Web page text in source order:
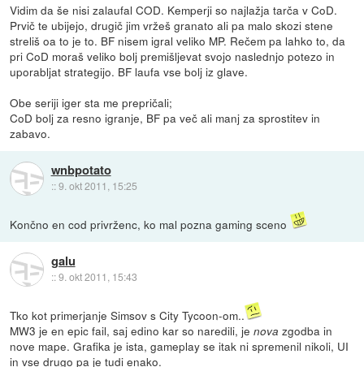
Vidim da še nisi zalaufal COD. Kemperji so najlažja tarča v CoD.
Prvič te ubijejo, drugič jim vržeš granato ali pa malo skozi stene
streliš oa to je to. BF nisem igral veliko MP. Rečem pa lahko to, da
pri CoD moraš veliko bolj premišljevat svojo naslednjo potezo in
uporabljat strategijo. BF laufa vse bolj iz glave.
Obe seriji iger sta me prepričali;
CoD bolj za resno igranje, BF pa več ali manj za sprostitev in
zabavo.
wnbpotato
::9. okt 2011, 15:25
Končno en cod privrženc, ko mal pozna gaming sceno
galu
::9. okt 2011, 15:43
Tko kot primerjanje Simsov s City Tycoon-om..
MW3 je en epic fail, saj edino kar so naredili, jenova zgodba in
nove mape. Grafika je ista, gameplay se itak ni spremenil nikoli, UI
in vse drugo pa je tudi enako.